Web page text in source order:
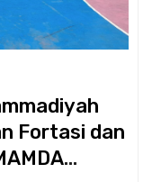
Fortasi dan